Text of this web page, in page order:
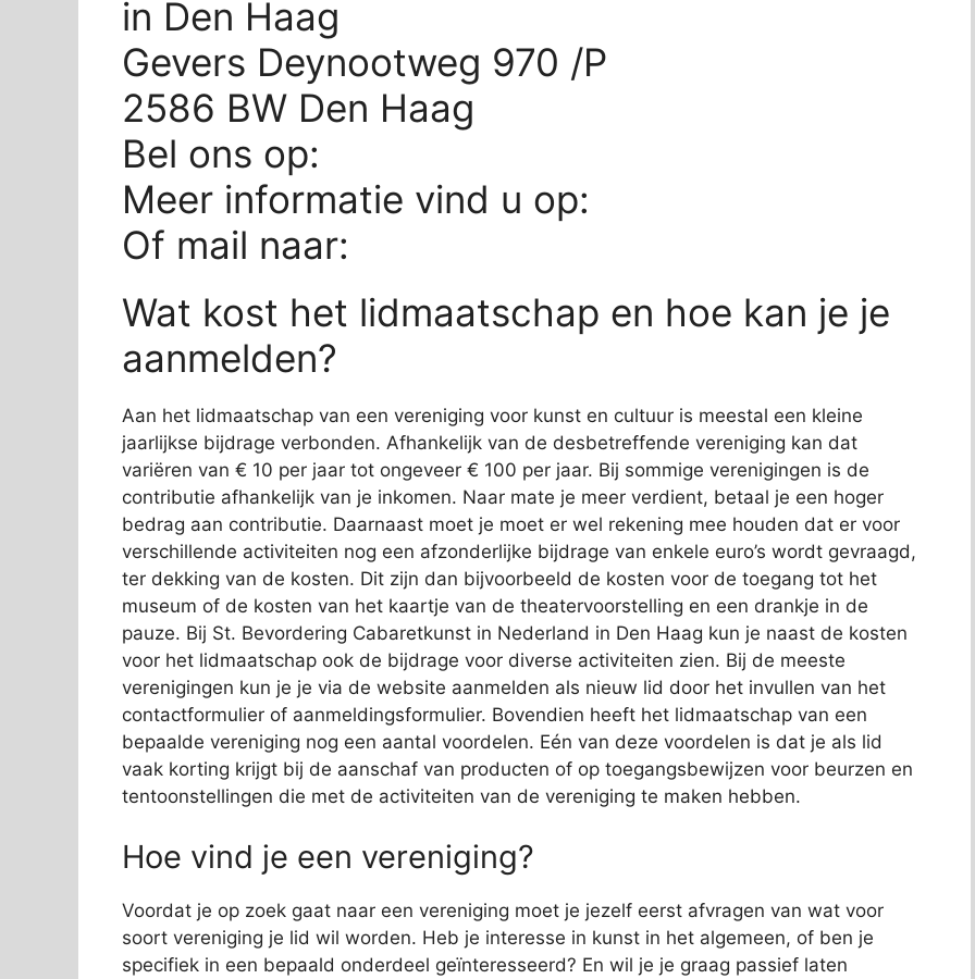
in Den Haag
Gevers Deynootweg 970 /P
2586 BW Den Haag
Bel ons op:
Meer informatie vind u op:
Of mail naar:
Wat kost het lidmaatschap en hoe kan je je
aanmelden?
Aan het lidmaatschap van een vereniging voor kunst en cultuur is meestal een kleine
jaarlijkse bijdrage verbonden. Afhankelijk van de desbetreffende vereniging kan dat
variëren van € 10 per jaar tot ongeveer € 100 per jaar. Bij sommige verenigingen is de
contributie afhankelijk van je inkomen. Naar mate je meer verdient, betaal je een hoger
bedrag aan contributie. Daarnaast moet je moet er wel rekening mee houden dat er voor
verschillende activiteiten nog een afzonderlijke bijdrage van enkele euro’s wordt gevraagd,
ter dekking van de kosten. Dit zijn dan bijvoorbeeld de kosten voor de toegang tot het
museum of de kosten van het kaartje van de theatervoorstelling en een drankje in de
pauze. Bij St. Bevordering Cabaretkunst in Nederland in Den Haag kun je naast de kosten
voor het lidmaatschap ook de bijdrage voor diverse activiteiten zien. Bij de meeste
verenigingen kun je je via de website aanmelden als nieuw lid door het invullen van het
contactformulier of aanmeldingsformulier. Bovendien heeft het lidmaatschap van een
bepaalde vereniging nog een aantal voordelen. Eén van deze voordelen is dat je als lid
vaak korting krijgt bij de aanschaf van producten of op toegangsbewijzen voor beurzen en
tentoonstellingen die met de activiteiten van de vereniging te maken hebben.
Hoe vind je een vereniging?
Voordat je op zoek gaat naar een vereniging moet je jezelf eerst afvragen van wat voor
soort vereniging je lid wil worden. Heb je interesse in kunst in het algemeen, of ben je
specifiek in een bepaald onderdeel geïnteresseerd? En wil je je graag passief laten